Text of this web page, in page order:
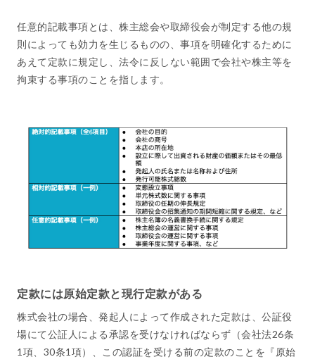
任意的記載事項とは、株主総会や取締役会が制定する他の規
則によっても効力を生じるものの、事項を明確化するために
あえて定款に規定し、法令に反しない範囲で会社や株主等を
拘束する事項のことを指します。
定款には原始定款と現行定款がある
株式会社の場合、発起人によって作成された定款は、公証役
場にて公証人による承認を受けなければならず（会社法26条
1項、30条1項）、この認証を受ける前の定款のことを『原始